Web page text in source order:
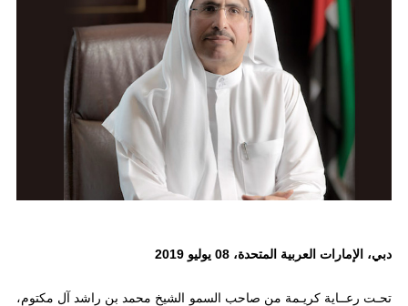
دبي، الإمارات العربية المتحدة، 08 يوليو 2019
تحـت رعــاية كريـمة من صاحب السمو الشيخ محمد بن راشد آل مكتوم،